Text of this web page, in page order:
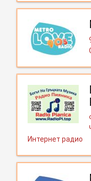
Интернет радио